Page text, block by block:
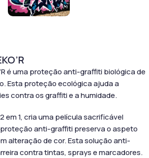
é uma proteção anti-graffiti biológica de
Esta proteção ecológica ajuda a
contra os graffiti e a humidade.
em 1, cria uma película sacrificável
anti-graffiti preserva o aspeto
alteração de cor. Esta solução anti-
contra tintas, sprays e marcadores.